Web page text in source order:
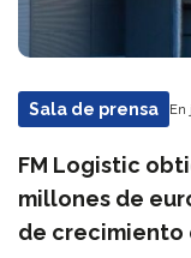
Sala de prensa En
FM Logistic
millones de
de crecimiento